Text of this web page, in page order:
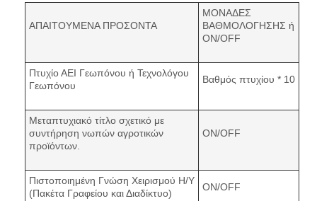
ΑΠΑΙΤΟΥΜΕΝΑ ΠΡΟΣΟΝΤΑ
ΜΟΝΑΔΕΣ
ΒΑΘΜΟΛΟΓΗΣΗΣ ή
ON/OFF
Πτυχίο ΑΕΙ Γεωπόνου ή Τεχνολόγου
Γεωπόνου
Βαθμός πτυχίου * 10
Μεταπτυχιακό τίτλο σχετικό με
συντήρηση νωπών αγροτικών
προϊόντων.
ON/OFF
Πιστοποιημένη Γνώση Χειρισμού Η/Υ
(Πακέτα Γραφείου και Διαδίκτυο)
ON/OFF